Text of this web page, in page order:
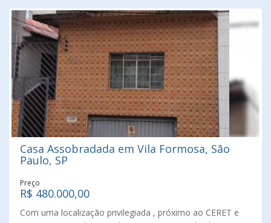
Casa Assobradada em Vila Formosa, São
Paulo, SP
Preço
R$ 480.000,00
Com uma localização privilegiada , próximo ao CERET e